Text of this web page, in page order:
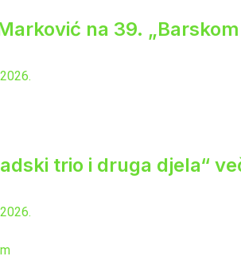
na 39.
trio i druga djela“